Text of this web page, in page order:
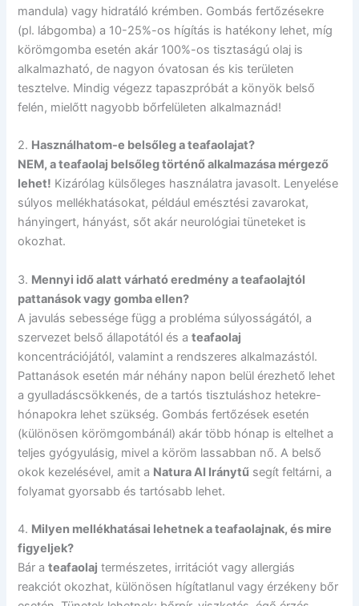
mandula) vagy hidratáló krémben. Gombás fertőzésekre
(pl. lábgomba) a 10-25%-os hígítás is hatékony lehet, míg
körömgomba esetén akár 100%-os tisztaságú olaj is
alkalmazható, de nagyon óvatosan és kis területen
tesztelve. Mindig végezz tapaszpróbát a könyök belső
felén, mielőtt nagyobb bőrfelületen alkalmaznád!
2. Használhatom-e belsőleg a teafaolajat?
NEM, a teafaolaj belsőleg történő alkalmazása mérgező
lehet! Kizárólag külsőleges használatra javasolt. Lenyelése
súlyos mellékhatásokat, például emésztési zavarokat,
hányingert, hányást, sőt akár neurológiai tüneteket is
okozhat.
3. Mennyi idő alatt várható eredmény a teafaolajtól
pattanások vagy gomba ellen?
A javulás sebessége függ a probléma súlyosságától, a
szervezet belső állapotától és ateafaolaj
koncentrációjától, valamint a rendszeres alkalmazástól.
Pattanások esetén már néhány napon belül érezhető lehet
a gyulladáscsökkenés, de a tartós tisztuláshoz hetekre-
hónapokra lehet szükség. Gombás fertőzések esetén
(különösen körömgombánál) akár több hónap is eltelhet a
teljes gyógyulásig, mivel a köröm lassabban nő. A belső
okok kezelésével, amit a Natura AI Iránytű segít feltárni, a
folyamat gyorsabb és tartósabb lehet.
4. Milyen mellékhatásai lehetnek a teafaolajnak, és mire
figyeljek?
Bár ateafaolaj természetes, irritációt vagy allergiás
reakciót okozhat, különösen hígítatlanul vagy érzékeny bőr